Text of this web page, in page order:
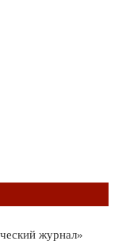
журнал»